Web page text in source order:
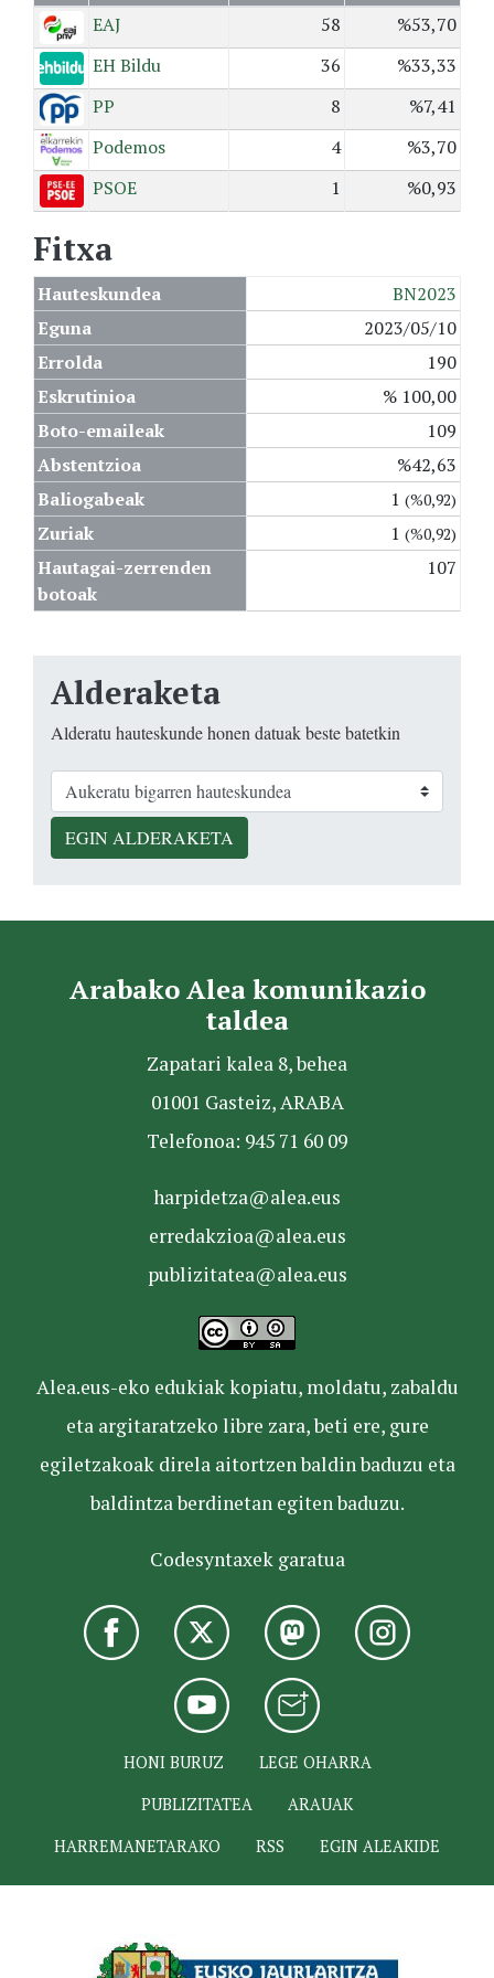
EAJ
58
%53,70
EH Bildu
36
%33,33
PP
8
%7,41
Podemos
4
%3,70
PSOE
1 %0,93
Fitxa
Hauteskundea
BN2023
Eguna
2023/05/10
Errolda
190
Eskrutinioa
% 100,00
Boto-emaileak
109
Abstentzioa
%42,63
Baliogabeak
1 (%0,92)
Zuriak 1 (%0,92)
Hautagai-zerrenden
botoak
107
Alderaketa
Alderatu hauteskunde honen datuak beste batetkin
EGIN ALDERAKETA
Arabako Alea komunikazio
taldea
Zapatari kalea 8, behea
01001 Gasteiz, ARABA
Telefonoa: 945 71 60 09
harpidetza@alea.eus
erredakzioa@alea.eus
publizitatea@alea.eus
Alea.eus-eko edukiak kopiatu, moldatu, zabaldu
eta argitaratzeko libre zara, beti ere, gure
egiletzakoak direla aitortzen baldin baduzu eta
baldintza berdinetan egiten baduzu.
Codesyntaxek garatua
HONI BURUZ
LEGE OHARRA
PUBLIZITATEA
ARAUAK
HARREMANETARAKO
RSS EGIN ALEAKIDE